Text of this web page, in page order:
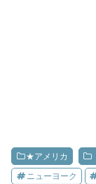
★アメリカ
ニューヨーク